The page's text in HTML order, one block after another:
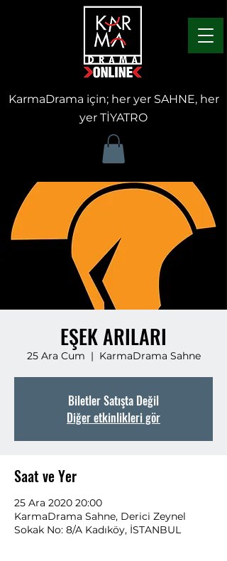
KarmaDrama için; her yer SAHNE, her
yer TİYATRO
EŞEK ARILARI
25 Ara Cum
  |
KarmaDrama Sahne
Biletler Satışta Değil
Diğer etkinlikleri gör
Saat ve Yer
25 Ara 2020 20:00
KarmaDrama Sahne, Derici Zeynel
Sokak No: 8/A Kadıköy, İSTANBUL